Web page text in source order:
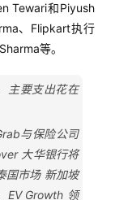
Tewari和Piyush
、Flipkart执行
等。
主要支出花在
与保险公司
大华银行将
国市场 新加坡
EV Growth 领